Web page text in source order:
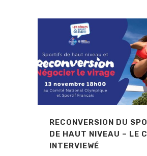
RECONVERSION DU
DE HAUT NIVEAU – LE
INTERVIEWÉ